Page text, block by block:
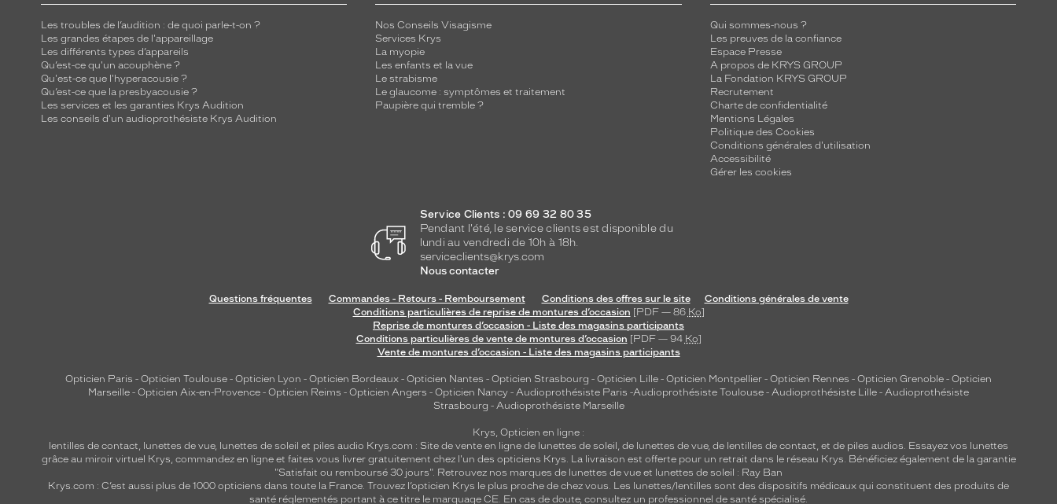
Les troubles de l’audition : de quoi parle-t-on ?
Les grandes étapes de l'appareillage
Les différents types d’appareils
Qu’est-ce qu'un acouphène ?
Qu'est-ce que l'hyperacousie ?
Qu’est-ce que la presbyacousie ?
Les services et les garanties Krys Audition
Les conseils d'un audioprothésiste Krys Audition
Nos Conseils Visagisme
Services Krys
La myopie
Les enfants et la vue
Le strabisme
Le glaucome : symptômes et traitement
Paupière qui tremble ?
Qui sommes-nous ?
Les preuves de la confiance
Espace Presse
A propos de KRYS GROUP
La Fondation KRYS GROUP
Recrutement
Charte de confidentialité
Mentions Légales
Politique des Cookies
Conditions générales d'utilisation
Accessibilité
Gérer les cookies
Service Clients : 09 69 32 80 35
Pendant l'été, le service clients est disponible du
lundi au vendredi de 10h à 18h.
serviceclients@krys.com
Nous contacter
Questions fréquentes Commandes - Retours - Remboursement Conditions des offres sur le site
Conditions générales de vente
Conditions particulières de reprise de montures d’occasion [PDF — 86 Ko]
Reprise de montures d’occasion - Liste des magasins participants
Conditions particulières de vente de montures d’occasion [PDF — 94 Ko]
Vente de montures d’occasion - Liste des magasins participants
Opticien Paris - Opticien Toulouse - Opticien Lyon - Opticien Bordeaux - Opticien Nantes - Opticien Strasbourg - Opticien Lille - Opticien Montpellier - Opticien Rennes - Opticien Grenoble - Opticien
Marseille - Opticien Aix-en-Provence - Opticien Reims - Opticien Angers - Opticien Nancy - Audioprothésiste Paris -Audioprothésiste Toulouse - Audioprothésiste Lille - Audioprothésiste
Strasbourg - Audioprothésiste Marseille
Krys, Opticien en ligne :
lentilles de contact, lunettes de vue, lunettes de soleil et piles audio Krys.com : Site de vente en ligne de lunettes de soleil, de lunettes de vue, de lentilles de contact, et de piles audios. Essayez vos lunettes
grâce au miroir virtuel Krys, commandez en ligne et faites vous livrer gratuitement chez l'un des opticiens Krys. La livraison est offerte pour un retrait dans le réseau Krys. Bénéficiez également de la garantie
"Satisfait ou remboursé 30 jours". Retrouvez nos marques de lunettes de vue et lunettes de soleil : Ray Ban
Krys.com : C’est aussi plus de 1000 opticiens dans toute la France. Trouvez l’opticien Krys le plus proche de chez vous. Les lunettes/lentilles sont des dispositifs médicaux qui constituent des produits de
santé réglementés portant à ce titre le marquage CE. En cas de doute, consultez un professionnel de santé spécialisé.